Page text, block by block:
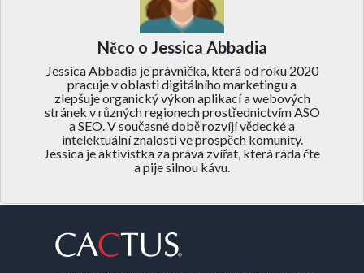
Něco o Jessica Abbadia
Jessica Abbadia je právnička, která od roku 2020
pracuje v oblasti digitálního marketingu a
zlepšuje organický výkon aplikací a webových
stránek v různých regionech prostřednictvím ASO
a SEO. V současné době rozvíjí vědecké a
intelektuální znalosti ve prospěch komunity.
Jessica je aktivistka za práva zvířat, která ráda čte
a pije silnou kávu.